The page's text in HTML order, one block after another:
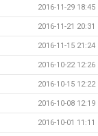
2016-11-29 18:45
2016-11-21 20:31
2016-11-15 21:24
2016-10-22 12:26
2016-10-15 12:22
2016-10-08 12:19
2016-10-01 11:11